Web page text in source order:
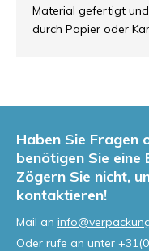
Material gefertigt
durch Papier oder
Haben Sie Fragen
benötigen Sie eine
Zögern Sie nicht,
kontaktieren!
Mail an
Oder rufe an unter